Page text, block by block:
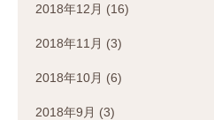
2018年12月 (16)
2018年11月 (3)
2018年10月 (6)
2018年9月 (3)